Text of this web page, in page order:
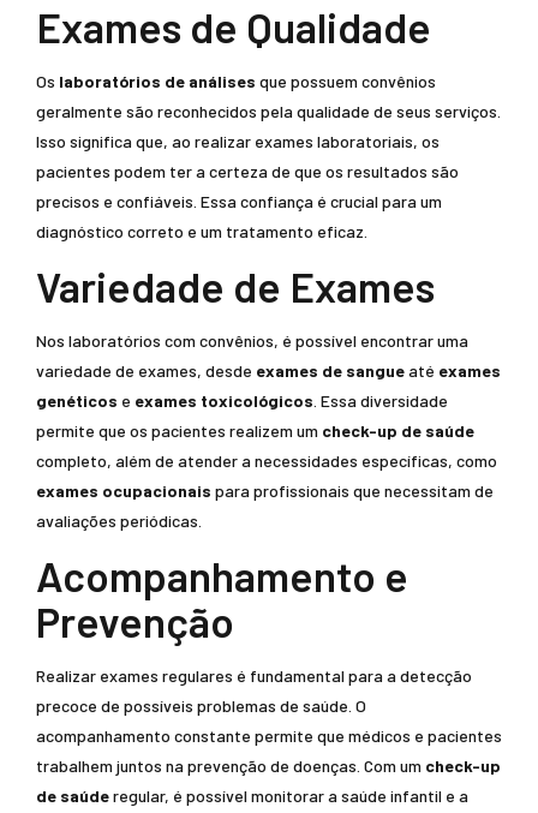
Exames de Qualidade
Os laboratórios de análises que possuem convênios
geralmente são reconhecidos pela qualidade de seus serviços.
Isso significa que, ao realizar exames laboratoriais, os
pacientes podem ter a certeza de que os resultados são
precisos e confiáveis. Essa confiança é crucial para um
diagnóstico correto e um tratamento eficaz.
Variedade de Exames
Nos laboratórios com convênios, é possível encontrar uma
variedade de exames, desde exames de sangueaté exames
genéticos e exames toxicológicos . Essa diversidade
permite que os pacientes realizem um check-up de saúde
completo, além de atender a necessidades específicas, como
exames ocupacionais para profissionais que necessitam de
avaliações periódicas.
Acompanhamento e
Prevenção
Realizar exames regulares é fundamental para a detecção
precoce de possíveis problemas de saúde. O
acompanhamento constante permite que médicos e pacientes
trabalhem juntos na prevenção de doenças. Com um check-up
de saúderegular, é possível monitorar a saúde infantil e a